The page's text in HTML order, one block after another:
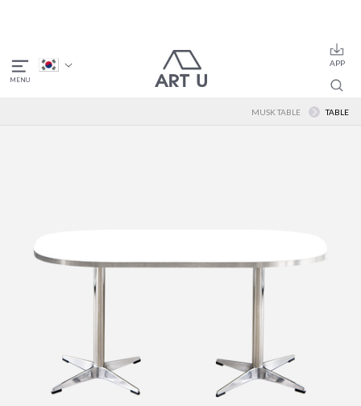
MUSK TABLE TABLE